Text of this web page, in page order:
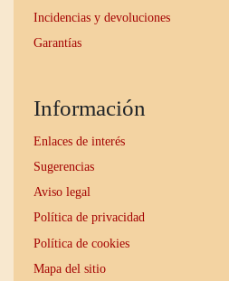
Incidencias y devoluciones
Garantías
Información
Enlaces de interés
Sugerencias
Aviso legal
Política de privacidad
Política de cookies
Mapa del sitio